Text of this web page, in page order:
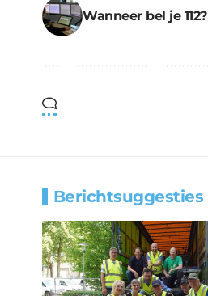
Wanneer bel je 112?
Berichtsuggesties